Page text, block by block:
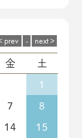
金 土
1
7 8
14 15